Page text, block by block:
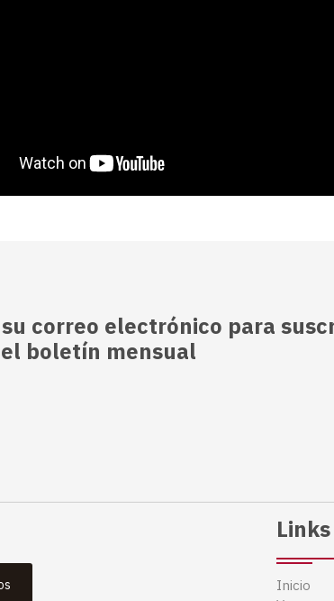
correo electrónico para
boletín mensual
Inicio